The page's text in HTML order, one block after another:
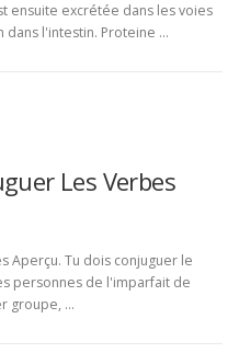
ensuite excrétée dans les voies
l'intestin. Proteine …
Les Verbes
Aperçu. Tu dois conjuguer le
personnes de l'imparfait de
groupe, …